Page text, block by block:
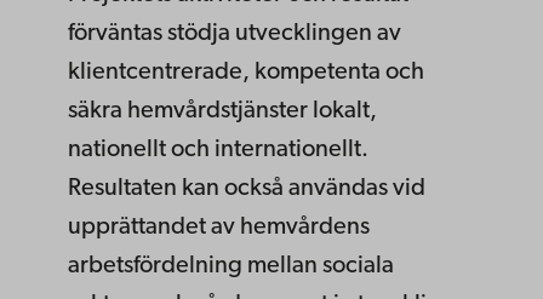
förväntas stödja utvecklingen av
klientcentrerade, kompetenta och
säkra hemvårdstjänster lokalt,
nationellt och internationellt.
Resultaten kan också användas vid
upprättandet av hemvårdens
arbetsfördelning mellan sociala